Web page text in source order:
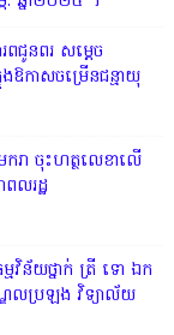
ពជូនពរ សម្តេច
ឱកាសចម្រើនជន្មាយុ
ា ចុះហត្ថលេខាលើ
លរដ្ឋ
មវិន័យថ្នាក់ ត្រី ទោ ឯក
លប្រឡង វិទ្យាល័យ